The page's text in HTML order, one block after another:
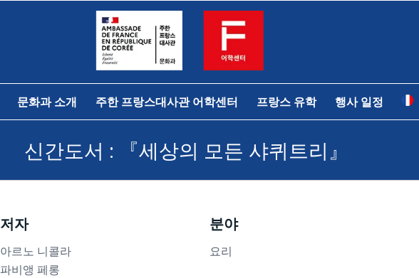
문화과 소개 주한 프랑스대사관 어학센터 프랑스 유학 행사 일정
신간도서 : 『세상의 모든 샤퀴트리』
저자
아르노 니콜라
파비앵 페롱
분야
요리